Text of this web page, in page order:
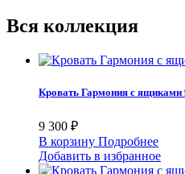
Вся коллекция
Кровать Гармония с ящиками
9 300 ₽
В корзину Подробнее
Добавить в избранное